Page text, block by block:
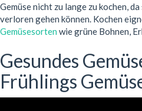
Gemüse nicht zu lange zu kochen,
verloren gehen können. Kochen
Gemüsesorten wie grüne Bohnen,
Gesundes
Frühlings